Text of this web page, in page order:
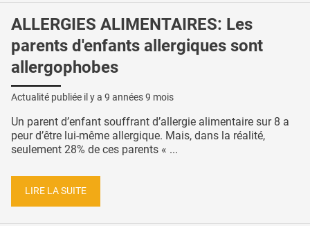
ALLERGIES ALIMENTAIRES: Les
parents d'enfants allergiques sont
allergophobes
Actualité publiée il y a 9 années 9 mois
Un parent d’enfant souffrant d’allergie alimentaire sur 8 a
peur d’être lui-même allergique. Mais, dans la réalité,
seulement 28% de ces parents « ...
LIRE LA SUITE